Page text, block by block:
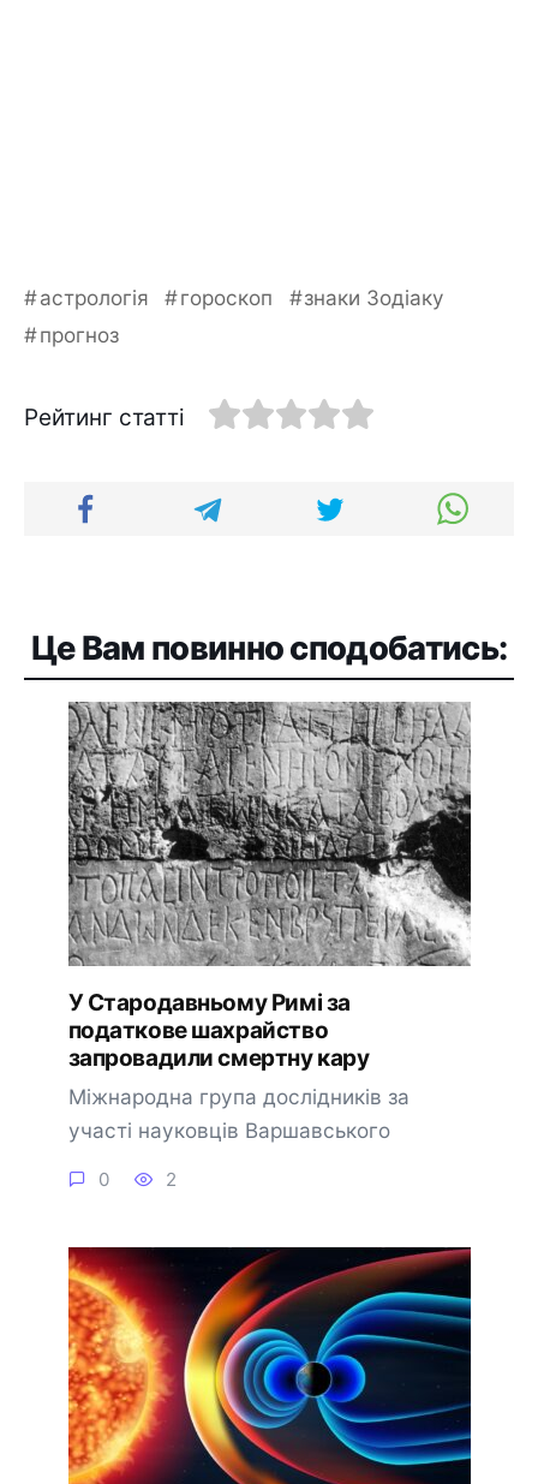
астрологія гороскоп
знаки Зодіаку
прогноз
Рейтинг статті
Це Вам повинно сподобатись:
У Стародавньому Римі за
податкове шахрайство
запровадили смертну кару
Міжнародна група дослідників за
участі науковців Варшавського
0 2